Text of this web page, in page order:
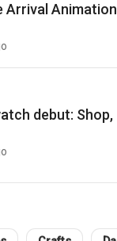
Arrival
debut: Shop,